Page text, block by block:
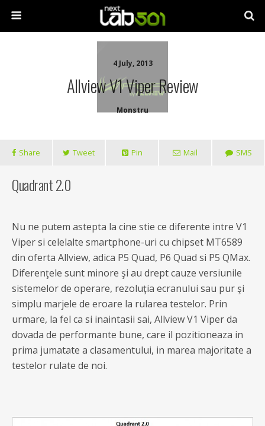
4 July, 2013
Allview V1 Viper Review
Monstru
Share Tweet Pin Mail SMS
Quadrant 2.0
Nu ne putem astepta la cine stie ce diferente intre V1
Viper si celelalte smartphone-uri cu chipset MT6589
din oferta Allview, adica P5 Quad, P6 Quad si P5 QMax.
Diferenţele sunt minore şi au drept cauze versiunile
sistemelor de operare, rezoluţia ecranului sau pur şi
simplu marjele de eroare la rularea testelor. Prin
urmare, la fel ca si inaintasii sai, Allview V1 Viper da
dovada de performante bune, care il pozitioneaza in
prima jumatate a clasamentului, in marea majoritate a
testelor rulate de noi.